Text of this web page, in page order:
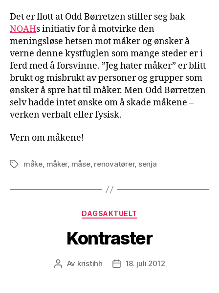
Det er flott at Odd Børretzen stiller seg bak
NOAHs initiativ for å motvirke den
meningsløse hetsen mot måker og ønsker å
verne denne kystfuglen som mange steder er i
ferd med å forsvinne. ”Jeg hater måker” er blitt
brukt og misbrukt av personer og grupper som
ønsker å spre hat til måker. Men Odd Børretzen
selv hadde intet ønske om å skade måkene –
verken verbalt eller fysisk.
Vern om måkene!
Stikkord
måke, måker, måse, renovatører, senja
Kategorier
DAGSAKTUELT
Kontraster
Innleggsforfatter
Av kristihh Publiseringsdato
18. juli 2012